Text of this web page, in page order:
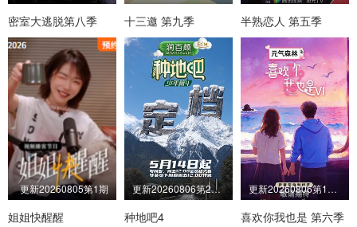
密室大逃脱第八季 十三邀 第九季 半熟恋人 第五季
更新20260805第1期
姐姐快醒醒
更新20260806第25期上
种地吧4
更新20260806第10期三
喜欢你我也是 第六季